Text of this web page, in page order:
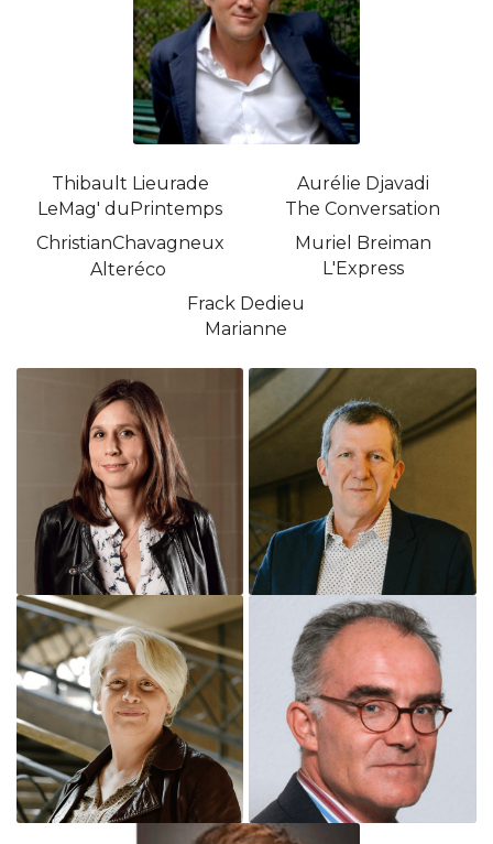
Thibault Lieurade
LeMag' duPrintemps
Aurélie Djavadi
The Conversation
ChristianChavagneux
Alteréco
Muriel Breiman
L'Express
Frack Dedieu
Marianne